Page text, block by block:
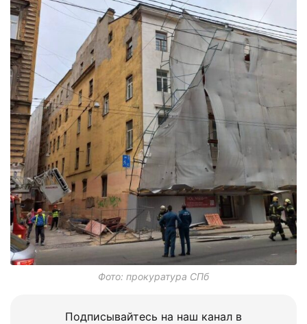
Фото: прокуратура СПб
Подписывайтесь на наш канал в